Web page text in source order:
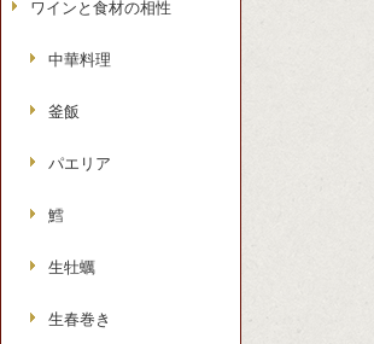
ワインと食材の相性
中華料理
釜飯
パエリア
鱈
生牡蠣
生春巻き